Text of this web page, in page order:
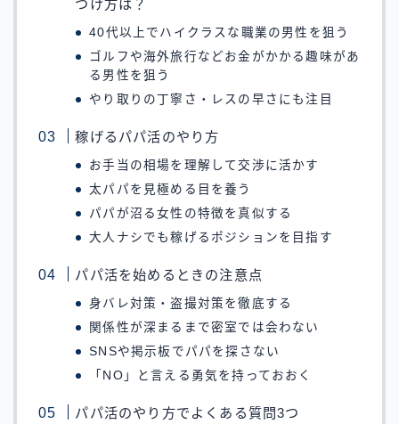
つけ方は？
40代以上でハイクラスな職業の男性を狙う
ゴルフや海外旅行などお金がかかる趣味があ
る男性を狙う
やり取りの丁寧さ・レスの早さにも注目
稼げるパパ活のやり方
お手当の相場を理解して交渉に活かす
太パパを見極める目を養う
パパが沼る女性の特徴を真似する
大人ナシでも稼げるポジションを目指す
パパ活を始めるときの注意点
身バレ対策・盗撮対策を徹底する
関係性が深まるまで密室では会わない
SNSや掲示板でパパを探さない
「NO」と言える勇気を持っておおく
パパ活のやり方でよくある質問3つ